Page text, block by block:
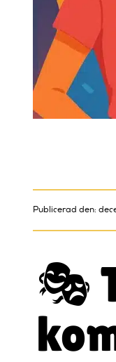
Publicerad den:
🎭